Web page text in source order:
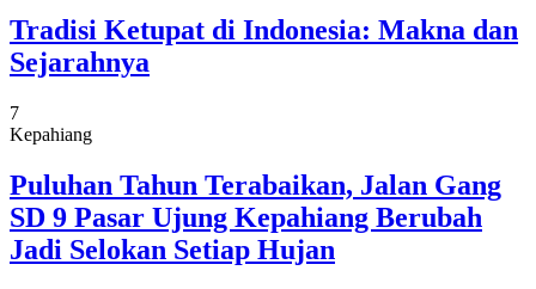
Tradisi Ketupat di Indonesia: Makna dan
Sejarahnya
7
Kepahiang
Puluhan Tahun Terabaikan, Jalan Gang
SD 9 Pasar Ujung Kepahiang Berubah
Jadi Selokan Setiap Hujan